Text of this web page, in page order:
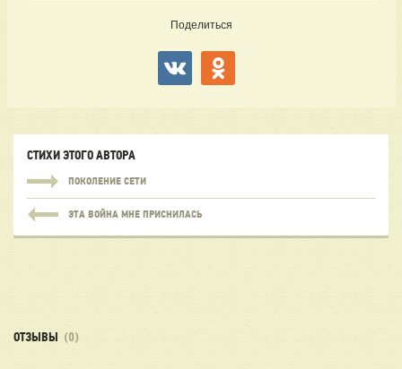
Поделиться
СТИХИ ЭТОГО АВТОРА
ПОКОЛЕНИЕ СЕТИ
ЭТА ВОЙНА МНЕ ПРИСНИЛАСЬ
ОТЗЫВЫ (0)